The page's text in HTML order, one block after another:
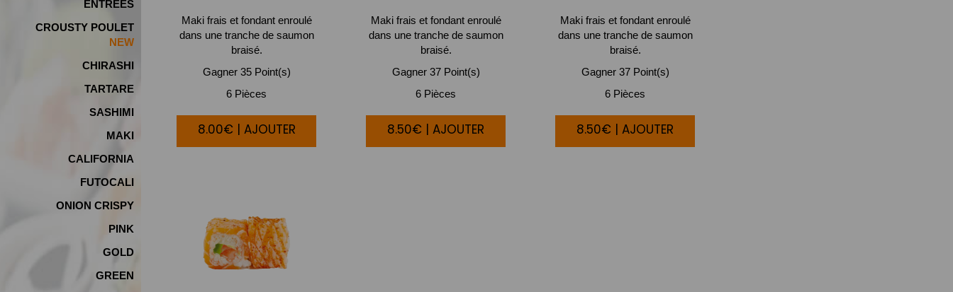
ENTRÉES
CROUSTY POULET
NEW
CHIRASHI
TARTARE
SASHIMI
MAKI
CALIFORNIA
FUTOCALI
ONION CRISPY
PINK
GOLD
GREEN
Maki frais et fondant enroulé
dans une tranche de saumon
braisé.
Gagner 35 Point(s)
6 Pièces
8.00€ | AJOUTER
Maki frais et fondant enroulé
dans une tranche de saumon
braisé.
Gagner 37 Point(s)
6 Pièces
8.50€ | AJOUTER
Maki frais et fondant enroulé
dans une tranche de saumon
braisé.
Gagner 37 Point(s)
6 Pièces
8.50€ | AJOUTER